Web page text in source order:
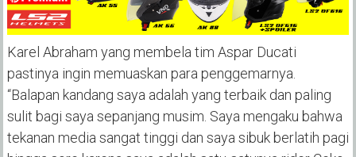
Karel Abraham yang membela tim Aspar Ducati
pastinya ingin memuaskan para penggemarnya.
“Balapan kandang saya adalah yang terbaik dan paling
sulit bagi saya sepanjang musim. Saya mengaku bahwa
tekanan media sangat tinggi dan saya sibuk berlatih pagi